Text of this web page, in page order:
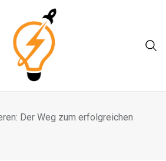
Der Weg zum erfolgreichen